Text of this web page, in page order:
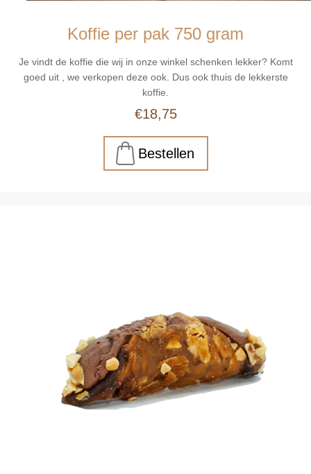
Koffie per pak 750 gram
Je vindt de koffie die wij in onze winkel schenken lekker? Komt
goed uit , we verkopen deze ook. Dus ook thuis de lekkerste
koffie.
€18,75